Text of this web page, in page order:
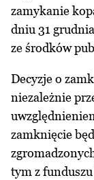
zamykanie
dniu 31
ze środków
Decyzje o
niezależnie
zamknięcie
tym z